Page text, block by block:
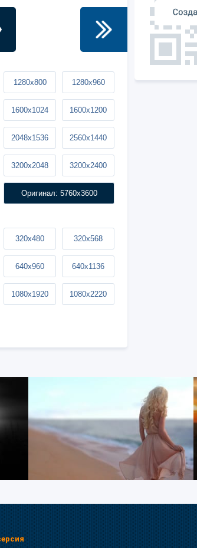
1280x800 1280x960
1600x1024 1600x1200
2048x1536 2560x1440
3200x2048 3200x2400
Оригинал: 5760x3600
320x480 320x568
640x960 640x1136
1080x1920 1080x2220